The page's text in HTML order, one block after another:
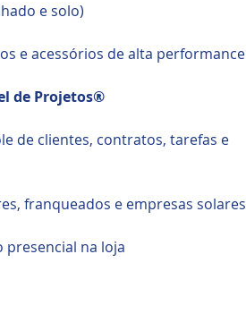
e solo)
e acessórios de alta performance
de Projetos®
de clientes, contratos, tarefas e
franqueados e empresas solares
na loja